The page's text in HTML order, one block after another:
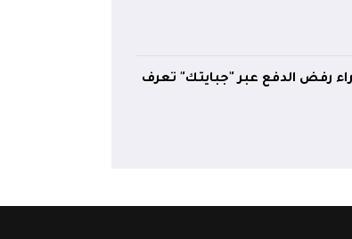
17 خطأ وراء رفض الدفع عبر "جبايتك" تعرف